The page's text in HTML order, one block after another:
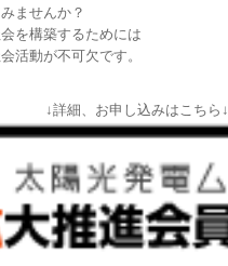
ませんか？
を構築するためには
活動が不可欠です。
↓詳細、お申し込みはこちら↓